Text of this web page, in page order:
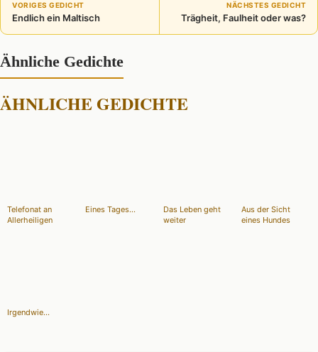
VORIGES GEDICHT
Endlich ein Maltisch
NÄCHSTES GEDICHT
Trägheit, Faulheit oder was?
Ähnliche Gedichte
ÄHNLICHE GEDICHTE
Telefonat an
Allerheiligen
Eines Tages...
Das Leben geht
weiter
Aus der Sicht
eines Hundes
Irgendwie...